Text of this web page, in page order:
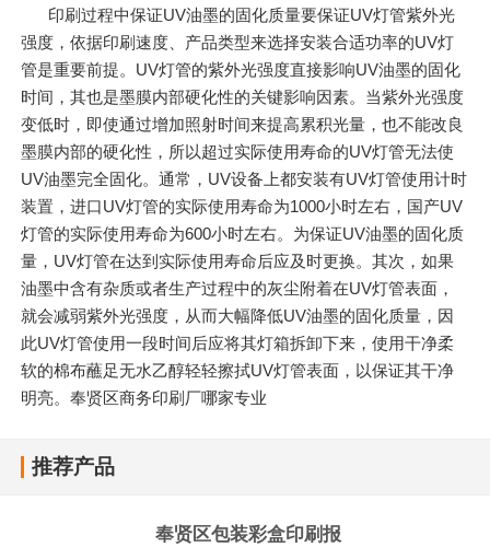
印刷过程中保证UV油墨的固化质量要保证UV灯管紫外光
强度，依据印刷速度、产品类型来选择安装合适功率的UV灯
管是重要前提。UV灯管的紫外光强度直接影响UV油墨的固化
时间，其也是墨膜内部硬化性的关键影响因素。当紫外光强度
变低时，即使通过增加照射时间来提高累积光量，也不能改良
墨膜内部的硬化性，所以超过实际使用寿命的UV灯管无法使
UV油墨完全固化。通常，UV设备上都安装有UV灯管使用计时
装置，进口UV灯管的实际使用寿命为1000小时左右，国产UV
灯管的实际使用寿命为600小时左右。为保证UV油墨的固化质
量，UV灯管在达到实际使用寿命后应及时更换。其次，如果
油墨中含有杂质或者生产过程中的灰尘附着在UV灯管表面，
就会减弱紫外光强度，从而大幅降低UV油墨的固化质量，因
此UV灯管使用一段时间后应将其灯箱拆卸下来，使用干净柔
软的棉布蘸足无水乙醇轻轻擦拭UV灯管表面，以保证其干净
明亮。奉贤区商务印刷厂哪家专业
推荐产品
奉贤区包装彩盒印刷报